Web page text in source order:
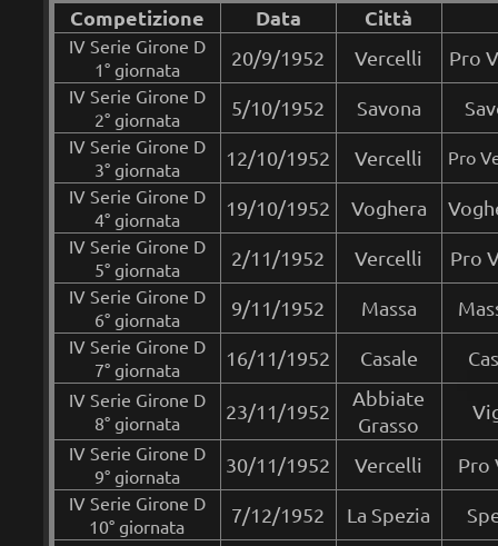
Competizione Data Città
IV Serie Girone D
1° giornata
20/9/1952 Vercelli Pro
IV Serie Girone D
2° giornata
5/10/1952 Savona
IV Serie Girone D
3° giornata
12/10/1952 Vercelli
Pro
IV Serie Girone D
4° giornata
19/10/1952 Voghera
IV Serie Girone D
5° giornata
2/11/1952 Vercelli Pro
IV Serie Girone D
6° giornata
9/11/1952 Massa
IV Serie Girone D
7° giornata
16/11/1952 Casale
IV Serie Girone D
8° giornata
23/11/1952
Abbiate
Grasso
IV Serie Girone D
9° giornata
30/11/1952 Vercelli Pro
IV Serie Girone D
10° giornata
7/12/1952 La Spezia